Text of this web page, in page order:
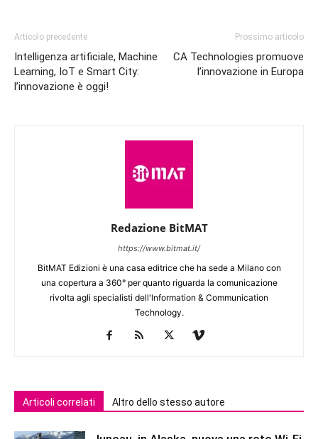
Articolo precedente
Intelligenza artificiale, Machine
Learning, IoT e Smart City:
l’innovazione è oggi!
Prossimo articolo
CA Technologies promuove
l’innovazione in Europa
Redazione BitMAT
https://www.bitmat.it/
BitMAT Edizioni è una casa editrice che ha sede a Milano con
una copertura a 360° per quanto riguarda la comunicazione
rivolta agli specialisti dell'lnformation & Communication
Technology.
Articoli correlati Altro dello stesso autore